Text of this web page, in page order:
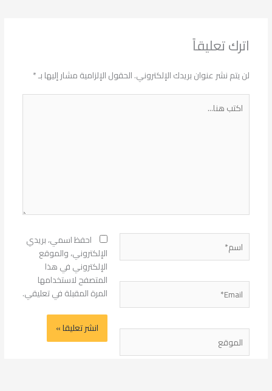
اترك تعليقاً
لن يتم نشر عنوان بريدك الإلكتروني.الحقول الإلزامية مشار إليها بـ*
هنا...
Email*
احفظ اسمي، بريدي
الإلكتروني، والموقع
الإلكتروني في هذا
المتصفح لاستخدامها
المرة المقبلة في تعليقي.